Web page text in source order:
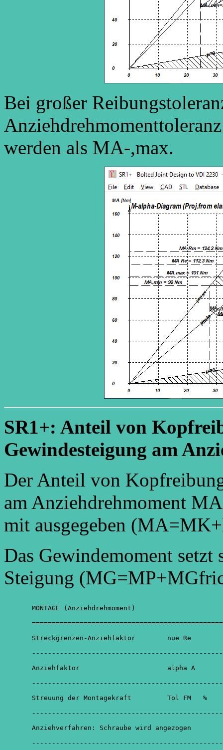
Bei großer
werden als MA-,max.
SR1+: Anteil von
Gewindesteigung am
Der Anteil von
am Anziehdrehmoment
mit ausgegeben
Das Gewindemoment setzt
Steigung